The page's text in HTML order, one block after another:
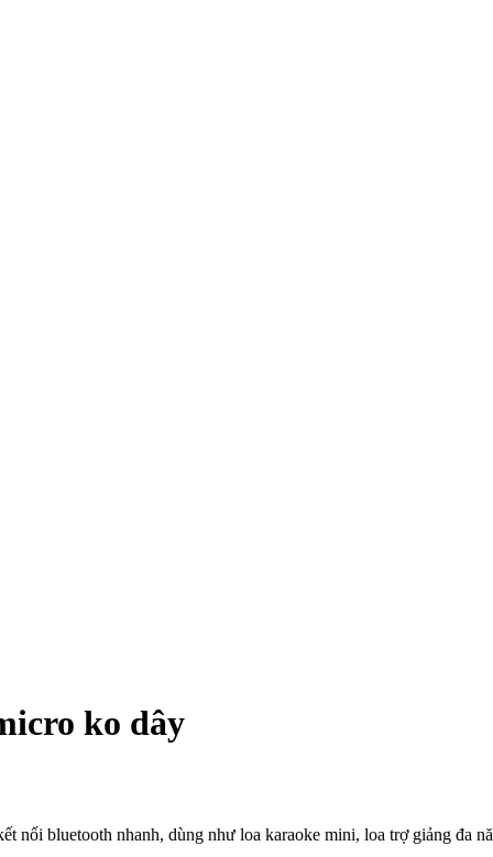
ko dây
nối bluetooth nhanh, dùng như loa karaoke mini, loa trợ giảng đa